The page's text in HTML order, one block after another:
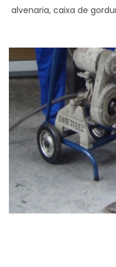
alvenaria, caixa de